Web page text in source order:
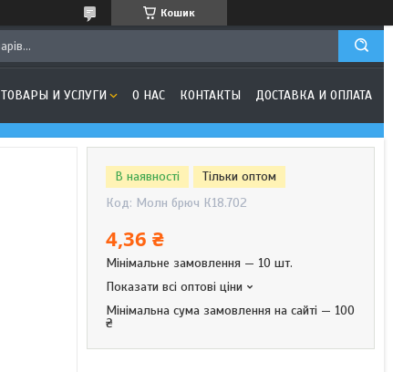
Кошик
ТОВАРЫ И УСЛУГИ О НАС КОНТАКТЫ ДОСТАВКА И ОПЛАТА
В наявності
Тільки оптом
Код: Молн брюч К18.702
4,36 ₴
Мінімальне замовлення — 10 шт.
Показати всі оптові ціни
Мінімальна сума замовлення на сайті — 100
₴